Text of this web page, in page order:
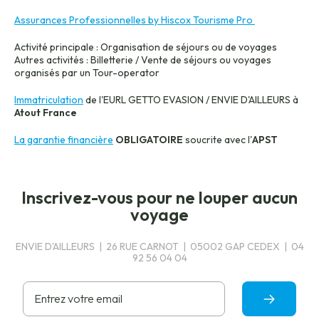
Assurances Professionnelles by Hiscox Tourisme Pro
Activité principale : Organisation de séjours ou de voyages
Autres activités : Billetterie / Vente de séjours ou voyages
organisés par un Tour-operator
Immatriculation de l'EURL GETTO EVASION / ENVIE D'AILLEURS à
Atout France
La garantie financière OBLIGATOIRE soucrite avec l'APST
Inscrivez-vous pour ne louper aucun
voyage
ENVIE D'AILLEURS | 26 RUE CARNOT | 05002 GAP CEDEX | 04
92 56 04 04